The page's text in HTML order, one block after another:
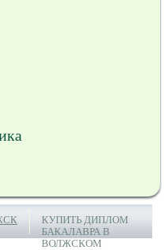
КУПИТЬ ДИПЛОМ
БАКАЛАВРА В
ВОЛЖСКОМ